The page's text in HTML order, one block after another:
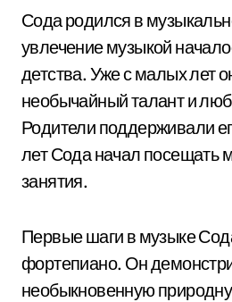
Сода родился в
увлечение музыкой
детства. Уже с малых лет
необычайный талант и
Родители поддерживали
лет Сода начал посещать
занятия.
Первые шаги в музыке
фортепиано. Он
необыкновенную